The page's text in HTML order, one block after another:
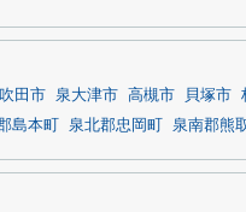
吹田市 泉大津市 高槻市 貝塚市
島本町 泉北郡忠岡町 泉南郡熊